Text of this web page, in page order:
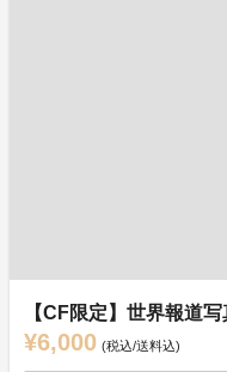
【CF限定】世界報道
¥6,000 (税込/送料込)